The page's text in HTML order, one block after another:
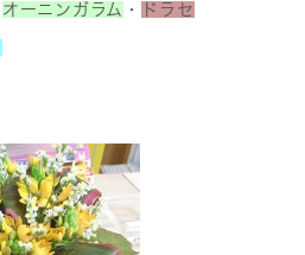
オーニンガラム ・ ドラセ